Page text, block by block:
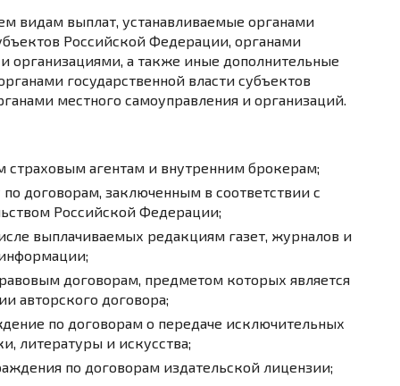
видам выплат, устанавливаемые органами
Российской Федерации, органами
организациями, а также иные дополнительные
государственной власти субъектов
местного самоуправления и организаций.
агентам и внутренним брокерам;
договорам, заключенным в соответствии с
Российской Федерации;
выплачиваемых редакциям газет, журналов и
договорам, предметом которых является
авторского договора;
по договорам о передаче исключительных
литературы и искусства;
по договорам издательской лицензии;